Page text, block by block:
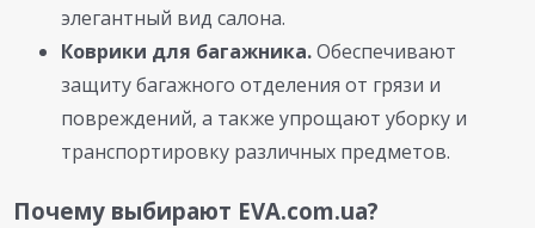
элегантный вид салона.
Коврики для багажника.Обеспечивают
защиту багажного отделения от грязи и
повреждений, а также упрощают уборку и
транспортировку различных предметов.
Почему выбирают EVA.com.ua?